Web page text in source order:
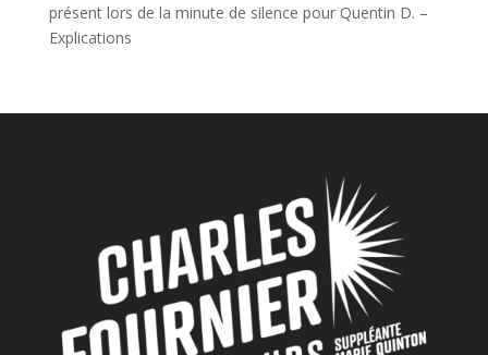
présent lors de la minute de silence pour Quentin D. –
Explications